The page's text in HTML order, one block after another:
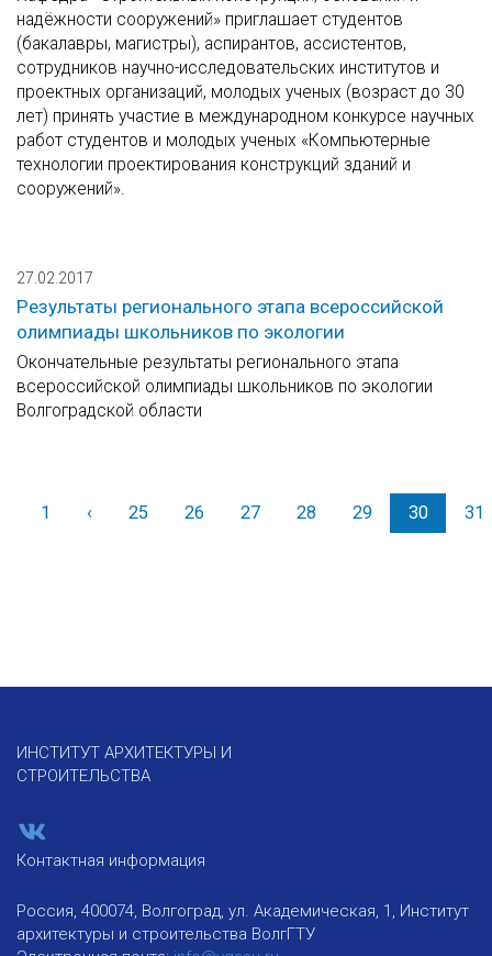
надёжности сооружений» приглашает студентов
(бакалавры, магистры), аспирантов, ассистентов,
сотрудников научно-исследовательских институтов и
проектных организаций, молодых ученых (возраст до 30
лет) принять участие в международном конкурсе научных
работ студентов и молодых ученых «Компьютерные
технологии проектирования конструкций зданий и
сооружений».
27.02.2017
Результаты регионального этапа всероссийской
олимпиады школьников по экологии
Окончательные результаты регионального этапа
всероссийской олимпиады школьников по экологии
Волгоградской области
1 ‹Назад
25 26 27 28 29 30 31
ИНСТИТУТ АРХИТЕКТУРЫ И
СТРОИТЕЛЬСТВА
Контактная информация
Россия, 400074, Волгоград, ул. Академическая, 1, Институт
архитектуры и строительства ВолгГТУ